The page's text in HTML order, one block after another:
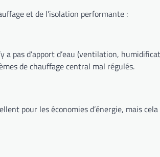
et de l’isolation performante :
a pas d’apport d’eau (ventilation,
de chauffage central mal régulés.
pour les économies d’énergie, mais